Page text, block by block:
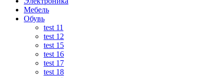
Мебель
Обувь
test 11
test 12
test 15
test 16
test 17
test 18